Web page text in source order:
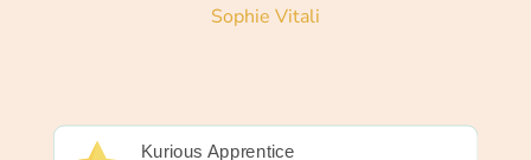
Sophie Vitali
Kurious Apprentice